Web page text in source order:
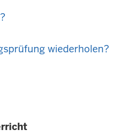
wiederholen?